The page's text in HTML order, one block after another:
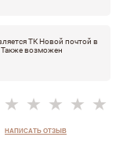
ТК Новой почтой в
возможен
НАПИСАТЬ ОТЗЫВ